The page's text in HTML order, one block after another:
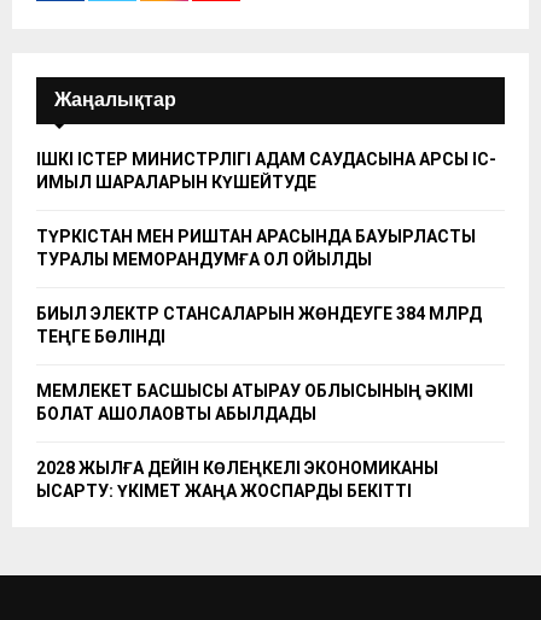
Жаңалықтар
ІШКІ ІСТЕР МИНИСТРЛІГІ АДАМ САУДАСЫНА ҚАРСЫ ІС-
ҚИМЫЛ ШАРАЛАРЫН КҮШЕЙТУДЕ
ТҮРКІСТАН МЕН РИШТАН АРАСЫНДА БАУЫРЛАСТЫҚ
ТУРАЛЫ МЕМОРАНДУМҒА ҚОЛ ҚОЙЫЛДЫ
БИЫЛ ЭЛЕКТР СТАНСАЛАРЫН ЖӨНДЕУГЕ 384 МЛРД
ТЕҢГЕ БӨЛІНДІ
МЕМЛЕКЕТ БАСШЫСЫ АТЫРАУ ОБЛЫСЫНЫҢ ӘКІМІ
БОЛАТ АҚШОЛАҚОВТЫ ҚАБЫЛДАДЫ
2028 ЖЫЛҒА ДЕЙІН КӨЛЕҢКЕЛІ ЭКОНОМИКАНЫ
ҚЫСҚАРТУ: ҮКІМЕТ ЖАҢА ЖОСПАРДЫ БЕКІТТІ